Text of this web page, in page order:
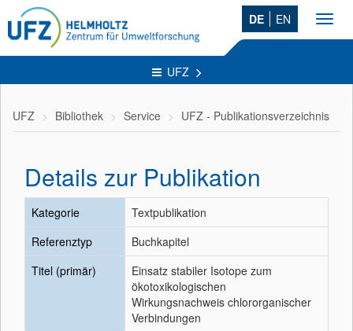
DE EN
UFZ
UFZ Bibliothek Service UFZ - Publikationsverzeichnis
Details zur Publikation
Kategorie
Textpublikation
Referenztyp
Buchkapitel
Titel (primär)
Einsatz stabiler Isotope zum
ökotoxikologischen
Wirkungsnachweis chlororganischer
Verbindungen